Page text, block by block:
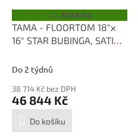
Z
D
A
R
ZDARMA
TAMA - FLOORTOM 18"x
16" STAR BUBINGA, SATIN
SBM
Do 2 týdnů
38 714 Kč bez DPH
46 844 Kč
Do košíku